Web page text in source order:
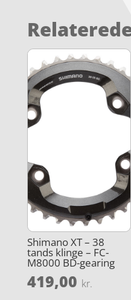
Shimano XT – 38
tands klinge – FC-
M8000 BD-gearing
419,00 kr.